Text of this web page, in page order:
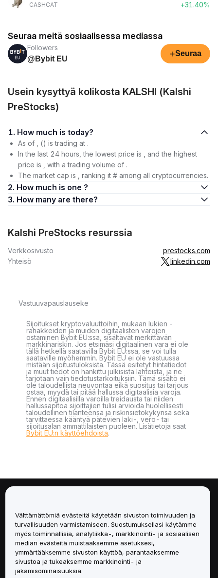
CASHCAT
+31.40%
Seuraa meitä sosiaalisessa mediassa
Followers
@Bybit EU
+Seuraa
Usein kysyttyä kolikosta KALSHI (Kalshi
PreStocks)
1. How much is today?
As of , () is trading at .
In the last 24 hours, the lowest price is , and the highest
price is , with a trading volume of .
The market cap is , ranking it # among all cryptocurrencies.
2. How much is one ?
3. How many are there?
Kalshi PreStocks resurssia
Verkkosivusto
prestocks.com
Yhteisö
linkedin.com
Vastuuvapauslauseke
Sijoitukset kryptovaluuttoihin, mukaan lukien -
rahakkeiden ja muiden digitaalisten varojen
ostaminen Bybit EU:ssa, sisältävät merkittävän
markkinariskin. Jos etsimäsi digitaalinen vara ei ole
tällä hetkellä saatavilla Bybit EU:ssa, se voi tulla
saataville myöhemmin. Bybit EU ei ole vastuussa
mistään sijoitustuloksista. Tässä esitetyt hintatiedot
ja muut tiedot on hankittu julkisista lähteistä, ja ne
tarjotaan vain tiedotustarkoituksiin. Tämä sisältö ei
ole taloudellista neuvontaa eikä suositus tai tarjous
ostaa, myydä tai pitää hallussa digitaalisia varoja.
Ennen digitaalisilla varoilla treidausta tai niiden
hallussapitoa sijoittajien tulisi arvioida huolellisesti
taloudellinen tilanteensa ja riskinsietokykynsä sekä
tarvittaessa kääntyä pätevien laki-, vero- tai
sijoitusalan ammattilaisten puoleen. Lisätietoja saat
Bybit EU:n käyttöehdoista.
Palvelut
Tuki
Tuotteet
Välttämättömiä evästeitä käytetään sivuston toimivuuden ja
turvallisuuden varmistamiseen. Suostumuksellasi käytämme
myös toiminnallisia, analytiikka-, markkinointi- ja sosiaalisen
median evästeitä muistaaksemme asetuksesi,
ymmärtääksemme sivuston käyttöä, parantaaksemme
sivustoa ja tukeaksemme markkinointi- ja
jakamisominaisuuksia.